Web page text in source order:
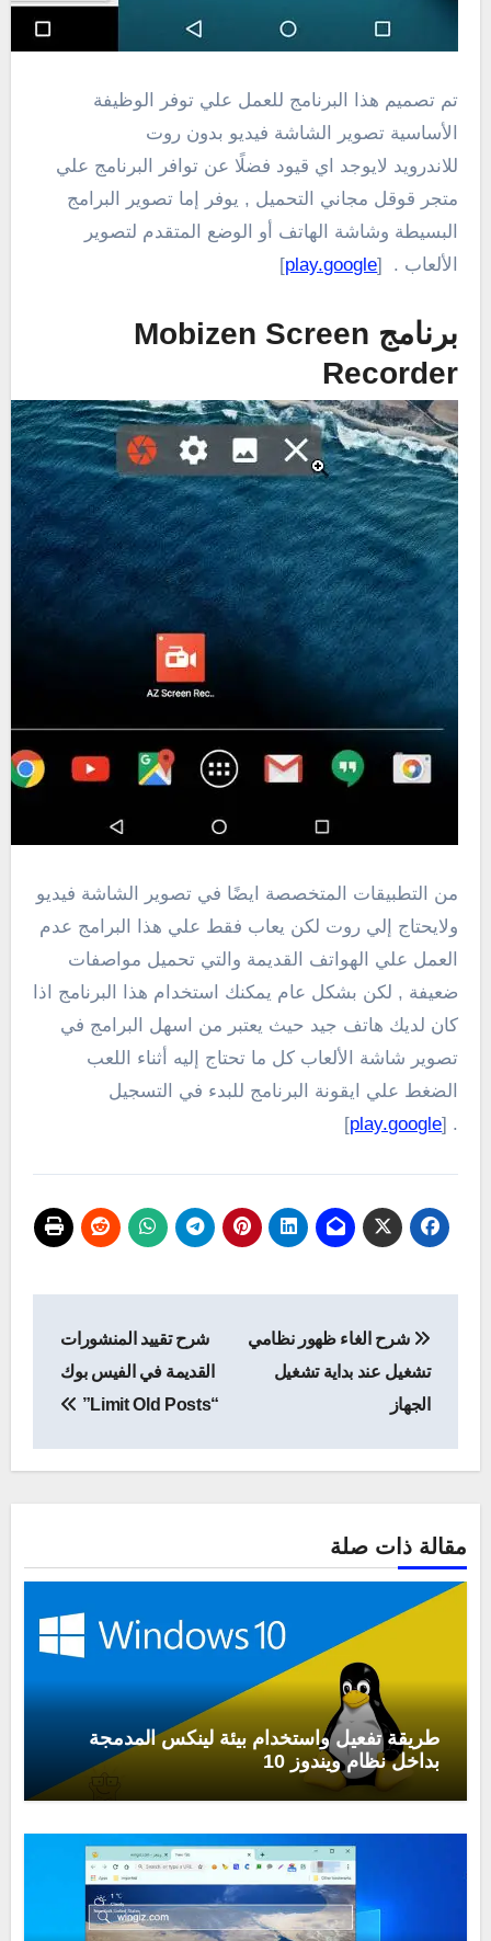
تم تصميم هذا البرنامج للعمل علي توفر الوظيفة
الأساسية تصوير الشاشة فيديو بدون روت
للاندرويد لايوجد اي قيود فضلًا عن توافر البرنامج علي
متجر قوقل مجاني التحميل , يوفر إما تصوير البرامج
البسيطة وشاشة الهاتف أو الوضع المتقدم لتصوير
الألعاب . [play.google
]
برنامج Mobizen Screen
Recorder
من التطبيقات المتخصصة ايضًا في تصوير الشاشة فيديو
ولايحتاج إلي روت لكن يعاب فقط علي هذا البرامج عدم
العمل علي الهواتف القديمة والتي تحميل مواصفات
ضعيفة , لكن بشكل عام يمكنك استخدام هذا البرنامج اذا
كان لديك هاتف جيد حيث يعتبر من اسهل البرامج في
تصوير شاشة الألعاب كل ما تحتاج إليه أثناء اللعب
الضغط علي ايقونة البرنامج للبدء في التسجيل
. [
play.google
]
المقالات
شرح الغاء ظهور نظامي
تشغيل عند بداية تشغيل
الجهاز
شرح تقييد المنشورات
القديمة في الفيس بوك
“Limit Old Posts”
مقالة ذات صلة
طريقة تفعيل واستخدام بيئة لينكس المدمجة
بداخل نظام ويندوز 10